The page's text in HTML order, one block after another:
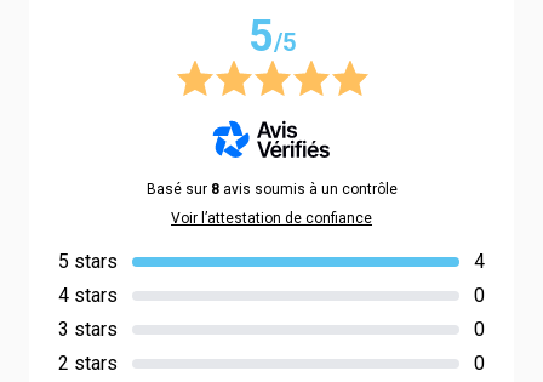
5/5
Basé sur 8avis soumis à un contrôle
Voir l’attestation de confiance
5 stars
4
4 stars
0
3 stars
0
2 stars
0